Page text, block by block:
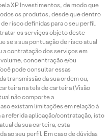
XP Investimentos, de modo que
os produtos, desde que dentro
risco definidas para o seu perfil.
os serviços objeto deste
se a sua pontuação de risco atual
a contratação dos serviços em
concentração e/ou
pode consultar essas
transmissão da sua ordem ou,
na tela de carteira (Visão
não comporte a
existam limitações em relação à
referida aplicação/contratação, isto
da sua carteira, esta
ao seu perfil. Em caso de dúvidas